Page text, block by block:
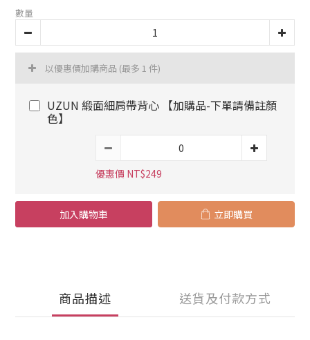
數量
以優惠價加購商品 (最多 1 件)
UZUN 緞面細肩帶背心 【加購品-下單請備註顏
色】
優惠價 NT$249
加入購物車 立即購買
商品描述 送貨及付款方式